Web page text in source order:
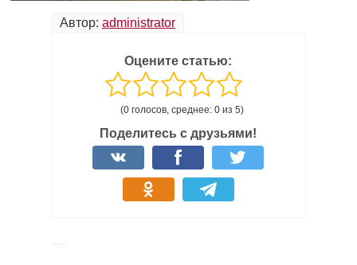
Автор: administrator
Оцените статью:
(0 голосов, среднее: 0 из 5)
Поделитесь с друзьями!